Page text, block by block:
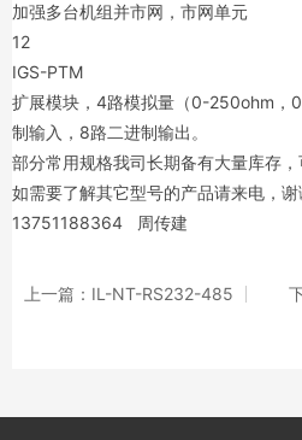
加强多台机组并市网，市网单元
12
IGS-PTM
扩展模块，4路模拟量（0-250ohm
制输入，8路二进制输出。
部分常用规格我司长期备有大量库存，
如需要了解其它型号的产品请来电，谢
13751188364 周传建
上一篇：IL-NT-RS232-485